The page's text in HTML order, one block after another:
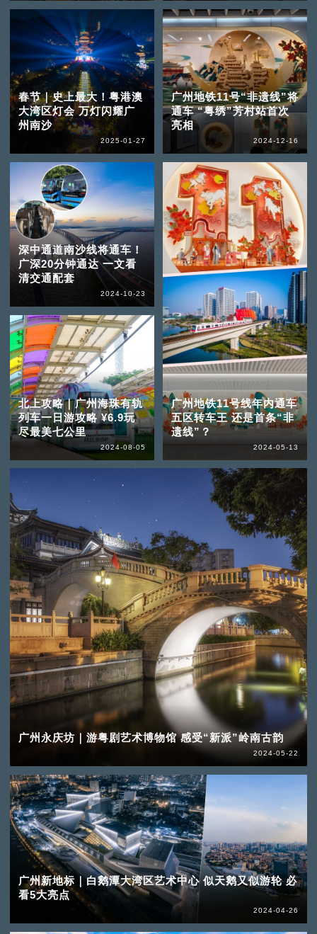
春节｜史上最大！粤港澳
大湾区灯会 万灯闪耀广
州南沙
2025-01-27
广州地铁11号“非遗线”将
通车 “粤绣”芳村站首次
亮相
2024-12-16
深中通道南沙线将通车！
广深20分钟通达 一文看
清交通配套
2024-10-23
北上攻略｜广州海珠有轨
列车一日游攻略 ¥6.9玩
尽最美七公里
2024-08-05
广州永庆坊｜游粤剧艺术博物馆 感受“新派”岭南古韵
2024-05-22
广州地铁11号线年内通车
五区转车王 还是首条“非
遗线”？
2024-05-13
广州新地标｜白鹅潭大湾区艺术中心 似天鹅又似游轮 必
看5大亮点
2024-04-26